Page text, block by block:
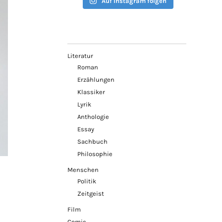
Literatur
Roman
Erzählungen
Klassiker
Lyrik
Anthologie
Essay
Sachbuch
Philosophie
Menschen
Politik
Zeitgeist
Film